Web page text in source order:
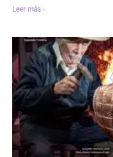
Leer más ›